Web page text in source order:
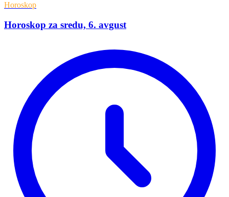
Horoskop
Horoskop za sredu, 6. avgust